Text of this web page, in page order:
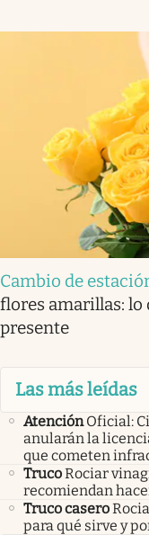
Cambio de
flores amarillas: lo
presente
Las más leídas
Atención Oficial:
anularán la
que cometen
TrucoRociar
recomiendan
Truco casero
para qué sirve y